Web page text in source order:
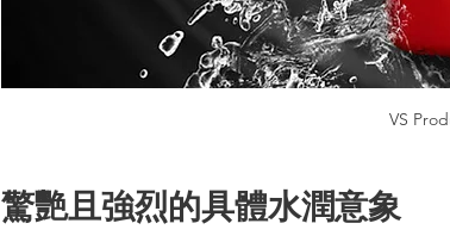
VS
驚艷且強烈的具體水潤意象